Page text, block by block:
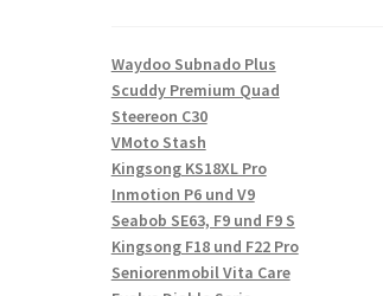
Waydoo Subnado Plus
Scuddy Premium Quad
Steereon C30
VMoto Stash
Kingsong KS18XL Pro
Inmotion P6 und V9
Seabob SE63, F9 und F9 S
Kingsong F18 und F22 Pro
Seniorenmobil Vita Care